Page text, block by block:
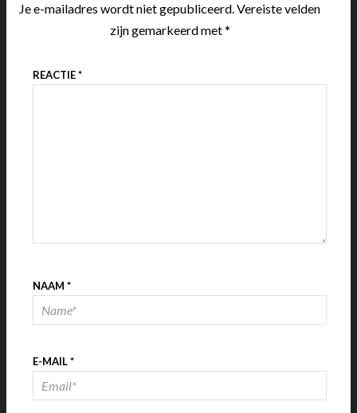
Je e-mailadres wordt niet gepubliceerd.Vereiste velden
zijn gemarkeerd met*
REACTIE*
NAAM *
E-MAIL*